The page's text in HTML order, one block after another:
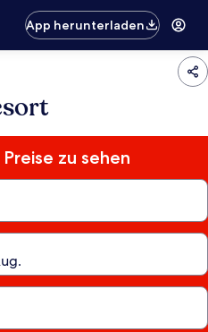
App herunterladen
zu sehen